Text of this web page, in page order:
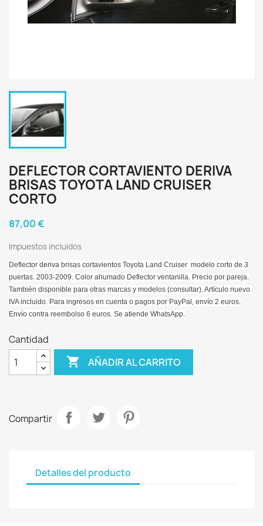
DEFLECTOR CORTAVIENTO DERIVA
BRISAS TOYOTA LAND CRUISER
CORTO
87,00 €
Impuestos incluidos
Deflector deriva brisas cortavientos Toyota Land Cruiser modelo corto de 3
puertas. 2003-2009. Color ahumado Deflector ventanilla. Precio por pareja.
También disponible para otras marcas y modelos (consultar). Artículo nuevo.
IVA incluido. Para ingresos en cuenta o pagos por PayPal, envío 2 euros.
Envío contra reembolso 6 euros. Se atiende WhatsApp.
Cantidad
 AÑADIR AL CARRITO
Compartir
Detalles del producto